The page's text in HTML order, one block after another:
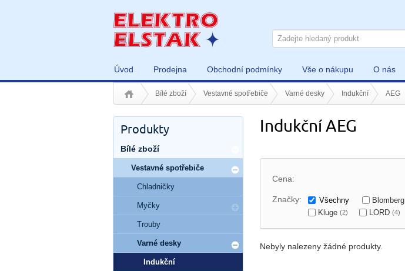
Úvod Prodejna Obchodní podmínky Vše o nákupu O nás
Bílé zboží Vestavné spotřebiče Varné desky Indukční AEG
Indukční AEG
Cena:
Značky: Všechny Blomberg
Kluge (2) LORD (4)
Nebyly nalezeny žádné produkty.
Produkty
Bílé zboží
Vestavné spotřebiče
Chladničky
Myčky
Trouby
Varné desky
Indukční